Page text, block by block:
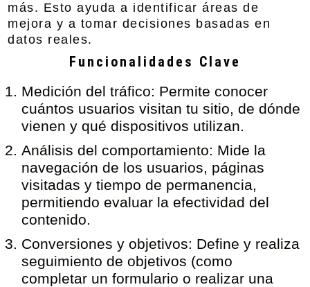
más. Esto ayuda a identificar áreas de
mejora y a tomar decisiones basadas en
datos reales.
Funcionalidades Clave
Medición del tráfico: Permite conocer
cuántos usuarios visitan tu sitio, de dónde
vienen y qué dispositivos utilizan.
Análisis del comportamiento: Mide la
navegación de los usuarios, páginas
visitadas y tiempo de permanencia,
permitiendo evaluar la efectividad del
contenido.
Conversiones y objetivos: Define y realiza
seguimiento de objetivos (como
completar un formulario o realizar una